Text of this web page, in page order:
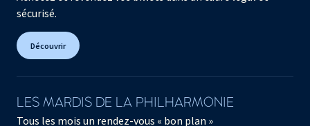
sécurisé.
Découvrir
LES MARDIS DE LA PHILHARMONIE
Tous les mois un rendez-vous « bon plan »